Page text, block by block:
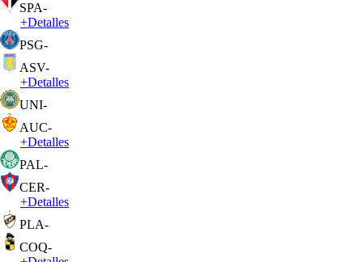
SPA-
+Detalles
PSG-
ASV-
+Detalles
UNI-
AUC-
+Detalles
PAL-
CER-
+Detalles
PLA-
COQ-